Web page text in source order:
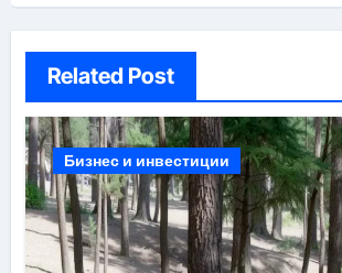
Related Post
Бизнес и инвестиции